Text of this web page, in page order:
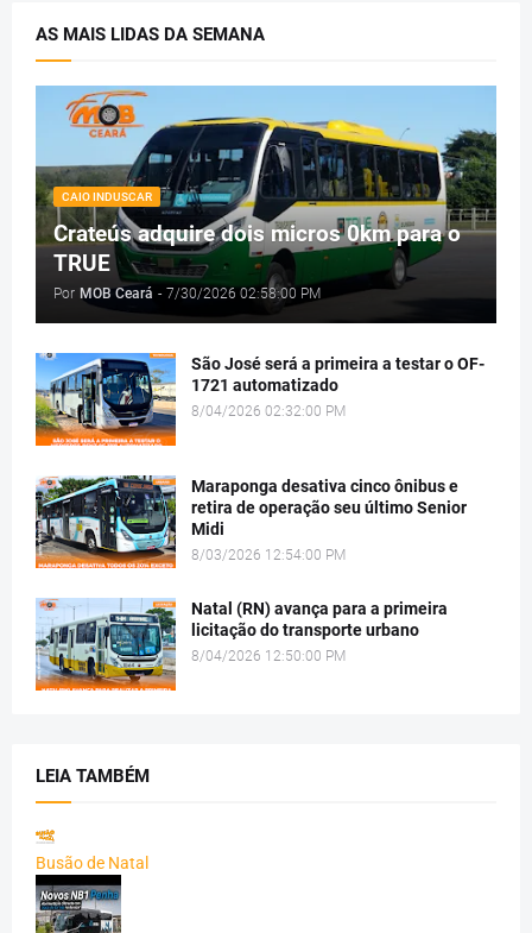
AS MAIS LIDAS DA SEMANA
CAIO INDUSCAR
Crateús adquire dois micros 0km para o
TRUE
Por MOB Ceará - 7/30/2026 02:58:00 PM
São José será a primeira a testar o OF-
1721 automatizado
8/04/2026 02:32:00 PM
Maraponga desativa cinco ônibus e
retira de operação seu último Senior
Midi
8/03/2026 12:54:00 PM
Natal (RN) avança para a primeira
licitação do transporte urbano
8/04/2026 12:50:00 PM
LEIA TAMBÉM
Busão de Natal